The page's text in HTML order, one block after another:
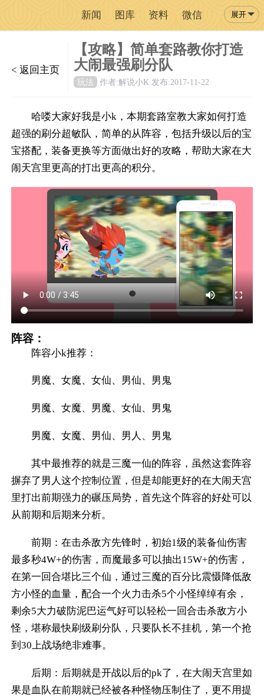
新闻 图库 资料 微信 展开
< 返回主页
【攻略】简单套路教你打造
大闹最强刷分队
玩法 作者:解说小K 发布:2017-11-22
哈喽大家好我是小k，本期套路室教大家如何打造
超强的刷分超敏队，简单的从阵容，包括升级以后的宝
宝搭配，装备更换等方面做出好的攻略，帮助大家在大
闹天宫里更高的打出更高的积分。
阵容：
阵容小k推荐：
男魔、女魔、女仙、男仙、男鬼
男魔、女魔、男魔、女仙、男鬼
男魔、女魔、男仙、男人、男鬼
其中最推荐的就是三魔一仙的阵容，虽然这套阵容
摒弃了男人这个控制位置，但是却能更好的在大闹天宫
里打出前期强力的碾压局势，首先这个阵容的好处可以
从前期和后期来分析。
前期：在击杀敌方先锋时，初始1级的装备仙伤害
最多秒4W+的伤害，而魔最多可以抽出15W+的伤害，
在第一回合堪比三个仙，通过三魔的百分比震慑降低敌
方小怪的血量，配合一个火力击杀5个小怪绰绰有余，
剩余5大力破防泥巴运气好可以轻松一回合击杀敌方小
怪，堪称最快刷级刷分队，只要队长不挂机，第一个抢
到30上战场绝非难事。
后期：后期就是开战以后的pk了，在大闹天宫里如
果是血队在前期就已经被各种怪物压制住了，更不用提